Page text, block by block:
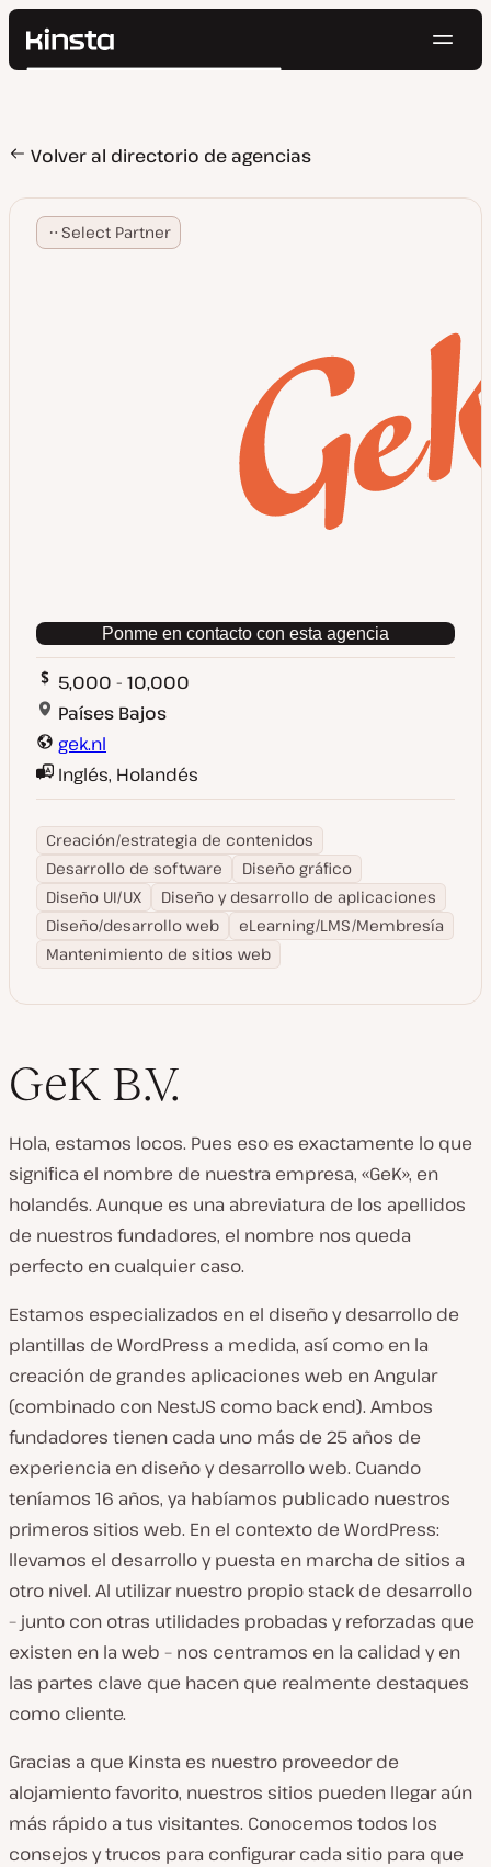
Kinsta®
Precios
Contacto
Buscar
Volver al directorio de agencias
Select Partner
Ponme en contacto con esta agencia
5,000 - 10,000
Países Bajos
gek.nl
Inglés, Holandés
Creación/estrategia de contenidos
Desarrollo de software
Diseño gráfico
Diseño UI/UX
Diseño y desarrollo de aplicaciones
Diseño/desarrollo web
eLearning/LMS/Membresía
Mantenimiento de sitios web
GeK B.V.
Hola, estamos locos. Pues eso es exactamente lo que
significa el nombre de nuestra empresa, «GeK», en
holandés. Aunque es una abreviatura de los apellidos
de nuestros fundadores, el nombre nos queda
perfecto en cualquier caso.
Estamos especializados en el diseño y desarrollo de
plantillas de WordPress a medida, así como en la
creación de grandes aplicaciones web en Angular
(combinado con NestJS como back end). Ambos
fundadores tienen cada uno más de 25 años de
experiencia en diseño y desarrollo web. Cuando
teníamos 16 años, ya habíamos publicado nuestros
primeros sitios web. En el contexto de WordPress:
llevamos el desarrollo y puesta en marcha de sitios a
otro nivel. Al utilizar nuestro propio stack de desarrollo
– junto con otras utilidades probadas y reforzadas que
existen en la web – nos centramos en la calidad y en
las partes clave que hacen que realmente destaques
como cliente.
Gracias a que Kinsta es nuestro proveedor de
alojamiento favorito, nuestros sitios pueden llegar aún
más rápido a tus visitantes. Conocemos todos los
consejos y trucos para configurar cada sitio para que